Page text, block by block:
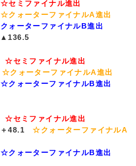
☆セミファイナル進出
☆クォーターファイナルA進出
ォーターファイナルB進出
☆セミファイナル進出
☆クォーターファイナルA進出
☆クォーターファイナルB進出
☆セミファイナル進出
48.1
☆クォーターファイナルA
☆クォーターファイナルB進出